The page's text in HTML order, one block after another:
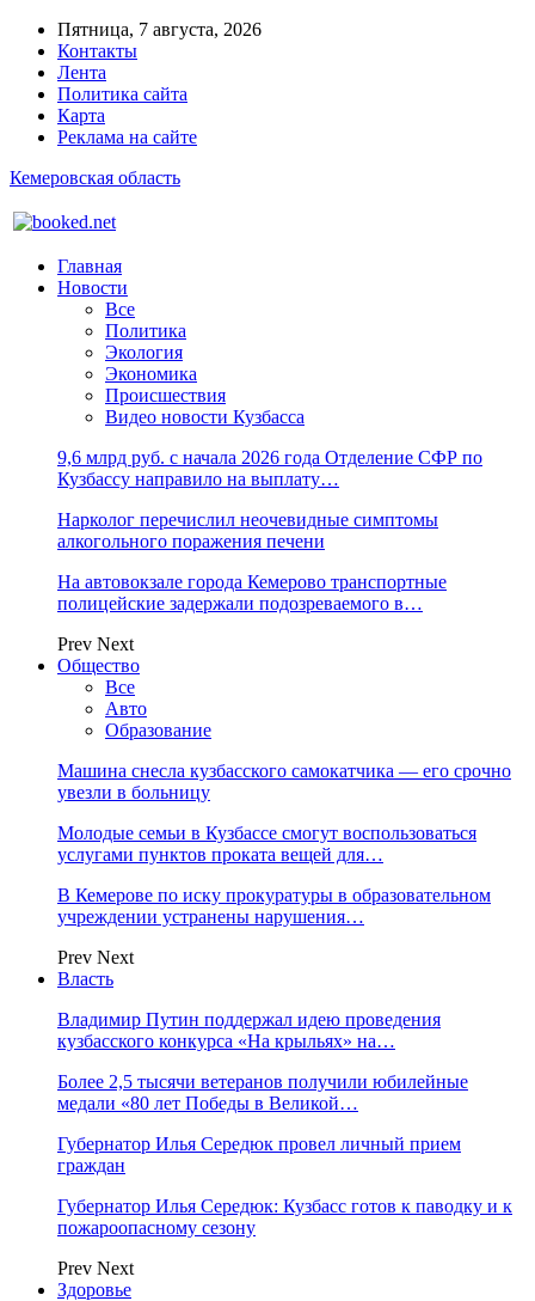
Пятница, 7 августа, 2026
Контакты
Лента
Политика сайта
Карта
Реклама на сайте
Кемеровская область
Главная
Новости
Все
Политика
Экология
Экономика
Происшествия
Видео новости Кузбасса
9,6 млрд руб. с начала 2026 года Отделение СФР по
Кузбассу направило на выплату…
Нарколог перечислил неочевидные симптомы
алкогольного поражения печени
На автовокзале города Кемерово транспортные
полицейские задержали подозреваемого в…
Prev Next
Общество
Все
Авто
Образование
Машина снесла кузбасского самокатчика — его срочно
увезли в больницу
Молодые семьи в Кузбассе смогут воспользоваться
услугами пунктов проката вещей для…
В Кемерове по иску прокуратуры в образовательном
учреждении устранены нарушения…
Prev Next
Власть
Владимир Путин поддержал идею проведения
кузбасского конкурса «На крыльях» на…
Более 2,5 тысячи ветеранов получили юбилейные
медали «80 лет Победы в Великой…
Губернатор Илья Середюк провел личный прием
граждан
Губернатор Илья Середюк: Кузбасс готов к паводку и к
пожароопасному сезону
Prev Next
Здоровье